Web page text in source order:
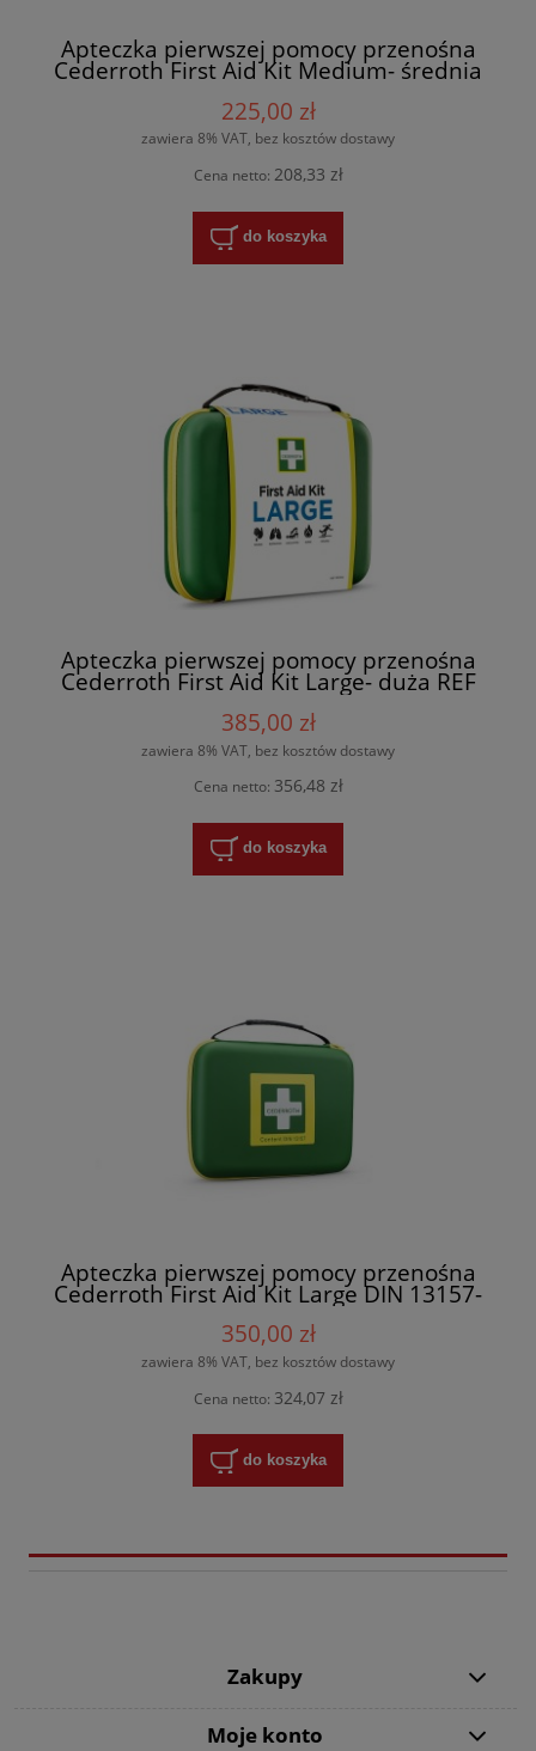
Apteczka pierwszej pomocy przenośna
Cederroth First Aid Kit Medium- średnia
225,00 zł
zawiera 8% VAT, bez kosztów dostawy
Cena netto: 208,33 zł
do koszyka
Apteczka pierwszej pomocy przenośna
Cederroth First Aid Kit Large- duża REF
385,00 zł
zawiera 8% VAT, bez kosztów dostawy
Cena netto: 356,48 zł
do koszyka
Apteczka pierwszej pomocy przenośna
Cederroth First Aid Kit Large DIN 13157-
duża REF 51011007
350,00 zł
zawiera 8% VAT, bez kosztów dostawy
Cena netto: 324,07 zł
do koszyka
Zakupy
Moje konto